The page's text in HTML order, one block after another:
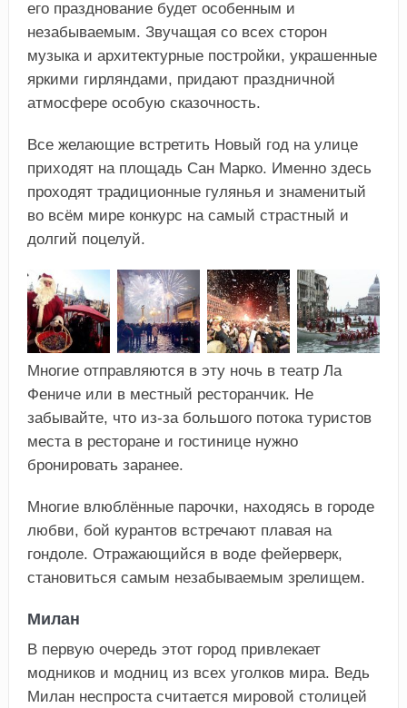
его празднование будет особенным и
незабываемым. Звучащая со всех сторон
музыка и архитектурные постройки, украшенные
яркими гирляндами, придают праздничной
атмосфере особую сказочность.
Все желающие встретить Новый год на улице
приходят на площадь Сан Марко. Именно здесь
проходят традиционные гулянья и знаменитый
во всём мире конкурс на самый страстный и
долгий поцелуй.
Многие отправляются в эту ночь в театр Ла
Фениче или в местный ресторанчик. Не
забывайте, что из-за большого потока туристов
места в ресторане и гостинице нужно
бронировать заранее.
Многие влюблённые парочки, находясь в городе
любви, бой курантов встречают плавая на
гондоле. Отражающийся в воде фейерверк,
становиться самым незабываемым зрелищем.
Милан
В первую очередь этот город привлекает
модников и модниц из всех уголков мира. Ведь
Милан неспроста считается мировой столицей